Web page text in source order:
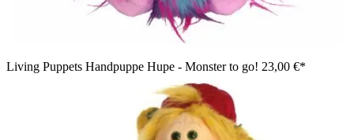
Living Puppets Handpuppe Hupe - Monster to go! 23,00 €*